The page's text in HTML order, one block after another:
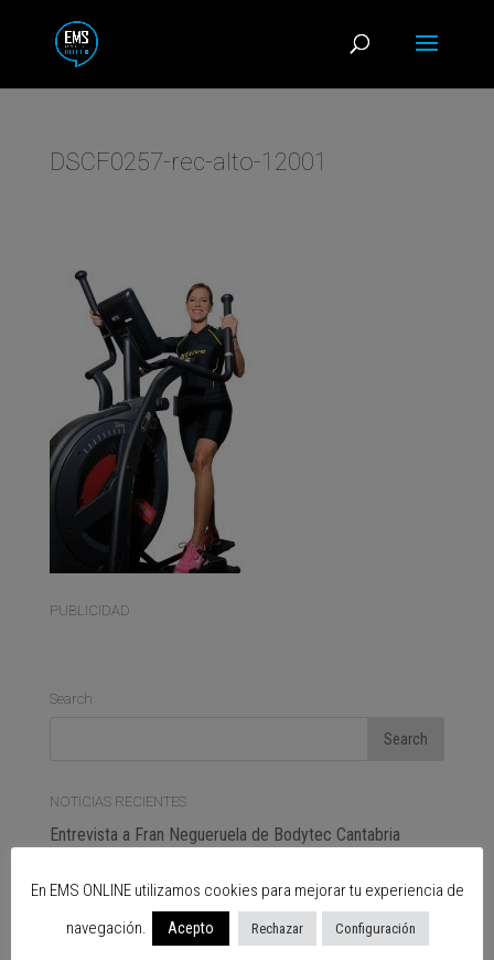
DSCF0257-rec-alto-12001
PUBLICIDAD
Search
NOTICIAS RECIENTES
Entrevista a Fran Negueruela de Bodytec Cantabria
The “exercise hormone”, a hope for slowing the
progression of Alzheimer’s
En EMS ONLINE utilizamos cookies para mejorar tu experiencia de
navegación.
Acepto Rechazar Configuración